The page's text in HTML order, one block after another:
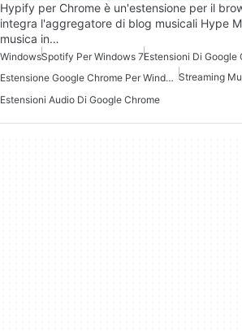
Hypify per Chrome è un'estensione per il
integra l'aggregatore di blog musicali Hype
musica in…
WindowsSpotify Per Windows 7Estensioni Di Google
Estensione Google Chrome Per Windows 10 Streaming
Estensioni Audio Di Google Chrome